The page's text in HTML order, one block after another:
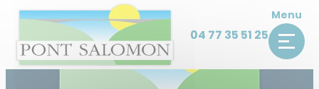
Skip
content
04 77 35 51 25
Menu
Panneau de gestion des cookies